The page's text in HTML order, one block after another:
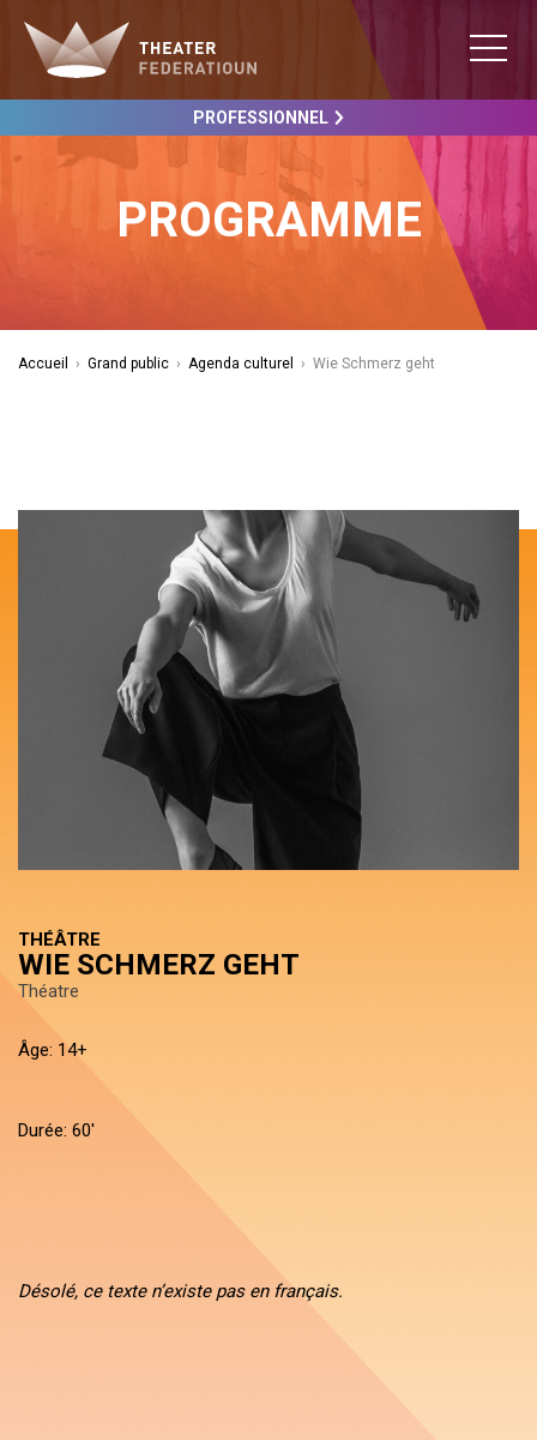
PROFESSIONNEL
PROGRAMME
Accueil › Grand public › Agenda culturel › Wie Schmerz geht
THÉÂTRE
WIE SCHMERZ GEHT
Théatre
Âge: 14+
Durée: 60'
Désolé, ce texte n’existe pas en français.